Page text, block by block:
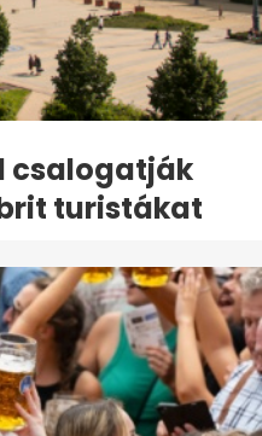
csalogatják
turistákat